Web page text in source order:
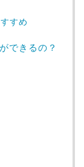
すめ
できるの？